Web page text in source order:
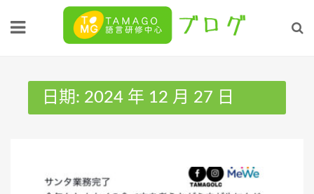
日期: 2024 年 12 月 27 日